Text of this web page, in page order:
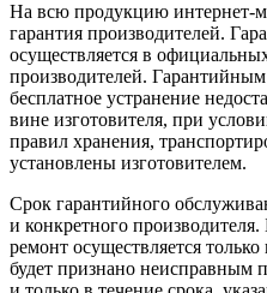
На всю продукцию интернет-
гарантия производителей.
осуществляется в
производителей.
бесплатное устранение
вине изготовителя, при
правил хранения,
установлены изготовителем.
Срок гарантийного
и конкретного
ремонт осуществляется
будет признано неисправным